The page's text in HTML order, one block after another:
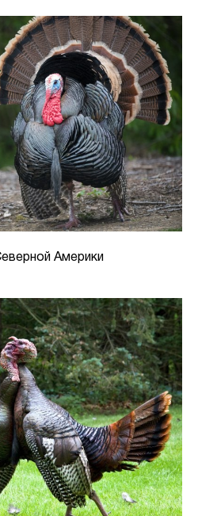
Америки